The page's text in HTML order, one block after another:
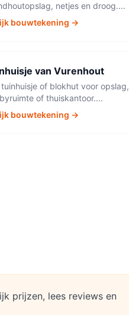
netjes en droog....
bouwtekening →
van Vurenhout
tuinhuisje of blokhut voor opslag,
of thuiskantoor....
bouwtekening →
prijzen, lees reviews en